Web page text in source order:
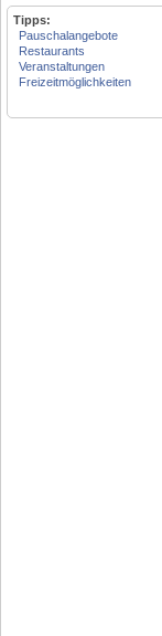
Tipps:
Pauschalangebote
Restaurants
Veranstaltungen
Freizeitmöglichkeiten